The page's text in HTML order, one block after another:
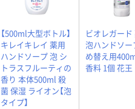
【500ml大型ボトル】
キレイキレイ 薬用
ハンドソープ 泡 シ
トラスフルーティの
香り 本体500ml 殺
菌 保湿 ライオン【泡
タイプ】
ビオレガード
泡ハンドソー
め替え用
香料 1個 花王